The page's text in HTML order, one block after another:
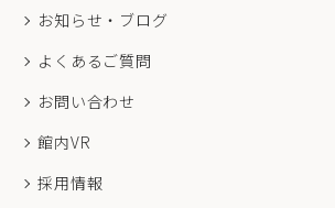
お知らせ・ブログ
よくあるご質問
お問い合わせ
館内VR
採用情報